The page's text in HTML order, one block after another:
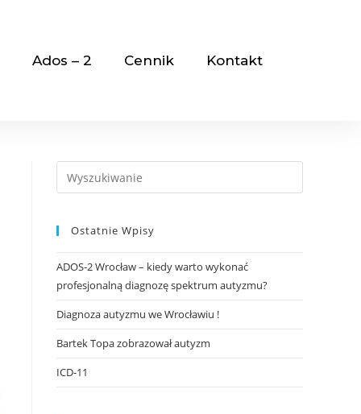
Ados – 2 Cennik Kontakt
Ostatnie Wpisy
ADOS-2 Wrocław – kiedy warto wykonać
profesjonalną diagnozę spektrum autyzmu?
Diagnoza autyzmu we Wrocławiu !
Bartek Topa zobrazował autyzm
ICD-11